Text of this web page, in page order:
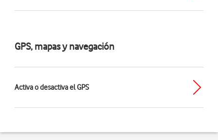
GPS, mapas y navegación
Activa o desactiva el GPS